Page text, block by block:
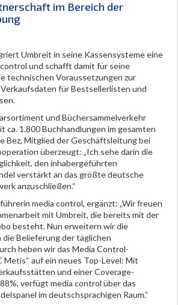
im Bereich der
Umbreit in seine Kassensysteme eine
und schafft damit für seine
technischen Voraussetzungen zur
für Bestsellerlisten und
und Büchersammelverkehr
ca. 1.800 Buchhandlungen im gesamten
Bez, Mitglied der Geschäftsleitung bei
überzeugt: „Ich sehe darin die
den inhabergeführten
verstärkt an das größte deutsche
anzuschließen.“
media control, ergänzt: „Wir freuen
mit Umbreit, die bereits mit der
besteht. Nun erweitern wir die
Belieferung der täglichen
heben wir das Media Control-
Metis“ auf ein neues Top-Level: Mit
und einer Coverage-
verfügt media control über das
im deutschsprachigen Raum.“